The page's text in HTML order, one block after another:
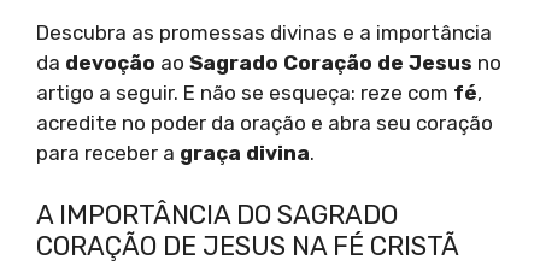
Descubra as promessas divinas e a importância
da devoção ao Sagrado Coração de Jesus no
artigo a seguir. E não se esqueça: reze com fé,
acredite no poder da oração e abra seu coração
para receber a graça divina.
A IMPORTÂNCIA DO SAGRADO
CORAÇÃO DE JESUS NA FÉ CRISTÃ